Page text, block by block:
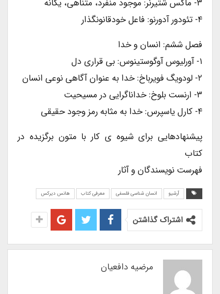
فصل ششم: انسان و خدا
پیشنهادهایی برای شیوه ی کار با متون برگزیده در
کتاب
فهرست نویسندگان و آثار
آرشیو انسان شناسی فلسفی معرفی کتاب هانس دیرکس
اشتراک گذاشتن
مرضیه دافعیان